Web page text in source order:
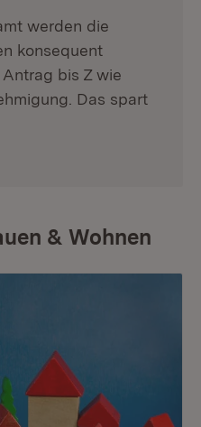
werden die
konsequent
bis Z wie
Das spart
& Wohnen